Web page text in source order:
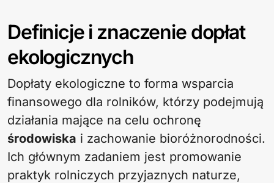
Definicje i znaczenie dopłat
ekologicznych
Dopłaty ekologiczne to forma wsparcia
finansowego dla rolników, którzy podejmują
działania mające na celu ochronę
środowiska i zachowanie bioróżnorodności.
Ich głównym zadaniem jest promowanie
praktyk rolniczych przyjaznych naturze,